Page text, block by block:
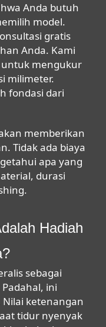
Anda butuh
model.
gratis
Anda. Kami
untuk mengukur
milimeter.
fondasi dari
memberikan
Tidak ada biaya
apa yang
durasi
.
Hadiah
sebagai
Padahal, ini
Nilai ketenangan
tidur nyenyak